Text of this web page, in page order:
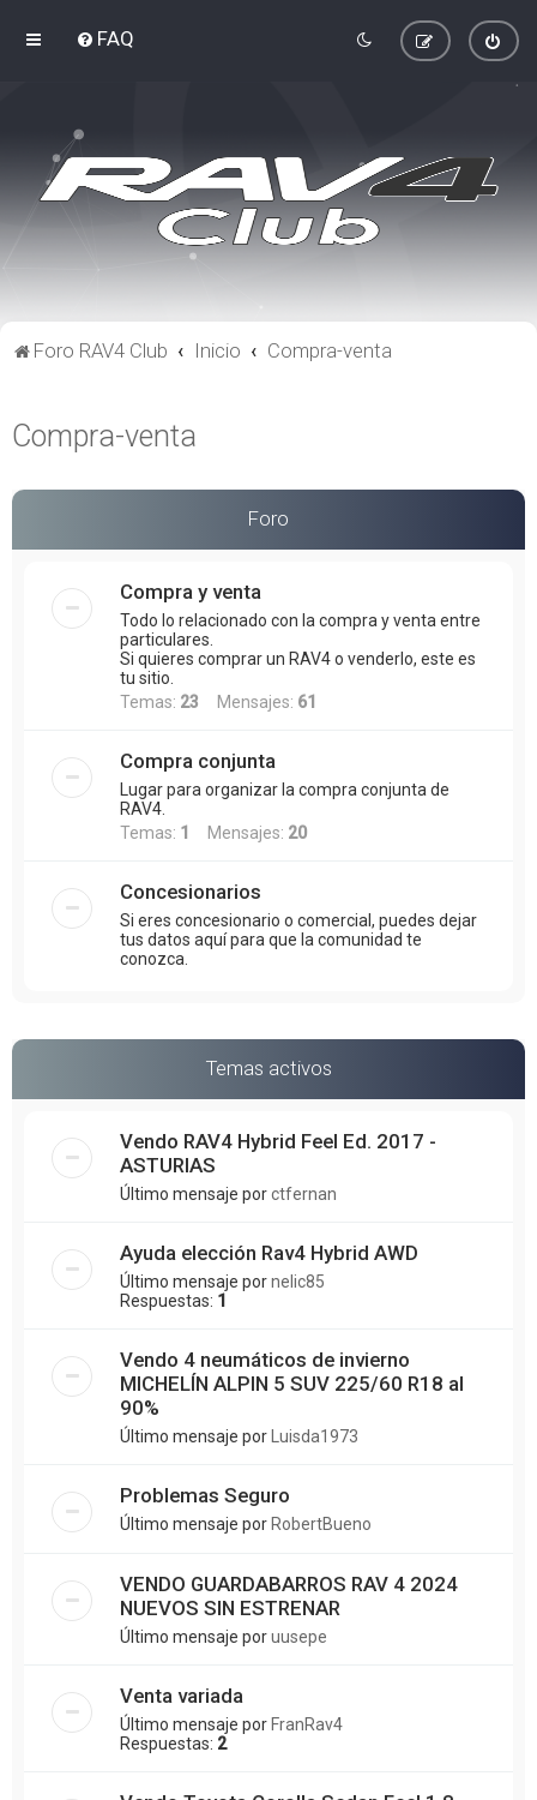
FAQ
Foro RAV4 Club Inicio Compra-venta
Compra-venta
Foro
Compra y venta
Todo lo relacionado con la compra y venta entre
particulares.
Si quieres comprar un RAV4 o venderlo, este es
tu sitio.
Temas: 23 Mensajes: 61
Compra conjunta
Lugar para organizar la compra conjunta de
RAV4.
Temas: 1 Mensajes: 20
Concesionarios
Si eres concesionario o comercial, puedes dejar
tus datos aquí para que la comunidad te
conozca.
Temas activos
Vendo RAV4 Hybrid Feel Ed. 2017 -
ASTURIAS
Último mensaje porctfernan
Ayuda elección Rav4 Hybrid AWD
Último mensaje pornelic85
Respuestas: 1
Vendo 4 neumáticos de invierno
MICHELÍN ALPIN 5 SUV 225/60 R18 al
90%
Último mensaje porLuisda1973
Problemas Seguro
Último mensaje porRobertBueno
VENDO GUARDABARROS RAV 4 2024
NUEVOS SIN ESTRENAR
Último mensaje poruusepe
Venta variada
Último mensaje porFranRav4
Respuestas: 2